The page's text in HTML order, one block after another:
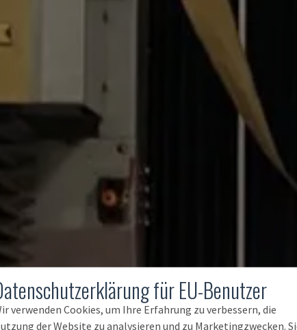
für EU-Benutzer
verwenden Cookies, um Ihre Erfahrung zu verbessern, die
der Website zu analysieren und zu Marketingzwecken.